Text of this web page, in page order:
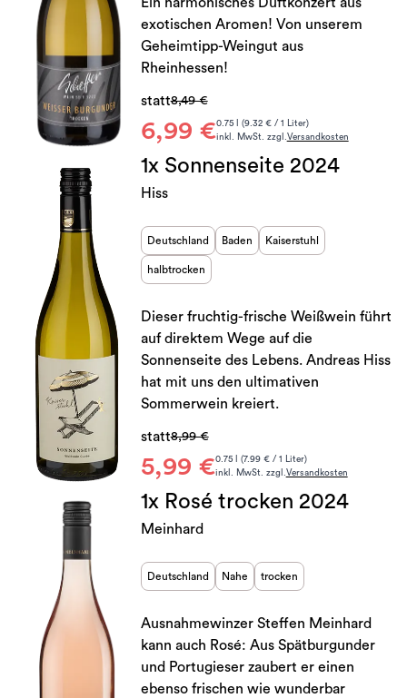
exotischen Aromen! Von unserem
Geheimtipp-Weingut aus
Rheinhessen!
6,99 €
statt8,49 €
0.75 l (9.32 € / 1 Liter)
inkl. MwSt. zzgl.Versandkosten
1x Sonnenseite 2024
Hiss
Deutschland Baden Kaiserstuhl
halbtrocken
Dieser fruchtig-frische Weißwein führt
auf direktem Wege auf die
Sonnenseite des Lebens. Andreas Hiss
hat mit uns den ultimativen
Sommerwein kreiert.
5,99 €
statt8,99 €
0.75 l (7.99 € / 1 Liter)
inkl. MwSt. zzgl.Versandkosten
1x Rosé trocken 2024
Meinhard
Deutschland Nahe trocken
Ausnahmewinzer Steffen Meinhard
kann auch Rosé: Aus Spätburgunder
und Portugieser zaubert er einen
ebenso frischen wie wunderbar